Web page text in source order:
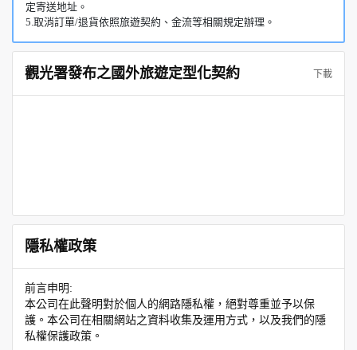
定寄送地址。
5.取消訂單/退貨依照旅遊契約、金流等相關規定辦理。
觀光署發布之國外旅遊定型化契約 下載
隱私權政策
前言申明:
本公司在此聲明對於個人的網路隱私權，絕對尊重並予以保
護。本公司在相關網站之資料收集及運用方式，以及我們的隱
私權保護政策。